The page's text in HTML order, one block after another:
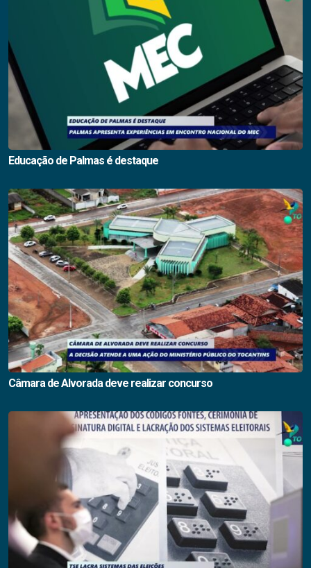
Educação de Palmas é destaque
Câmara de Alvorada deve realizar concurso